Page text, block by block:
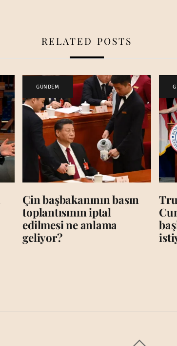
RELATED POSTS
GÜNDEM
Çin başbakanının basın
toplantısının iptal
edilmesi ne anlama
geliyor?